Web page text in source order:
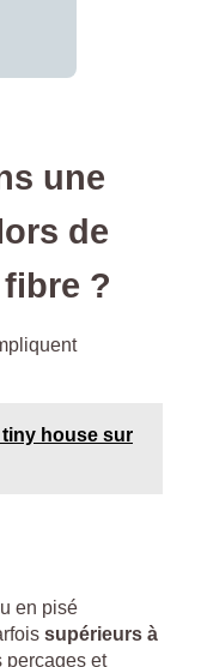
une
de
fibre ?
house sur
en pisé
supérieurs à
perçages et